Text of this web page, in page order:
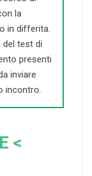
la
in differita.
del test di
presenti
inviare
incontro.
<